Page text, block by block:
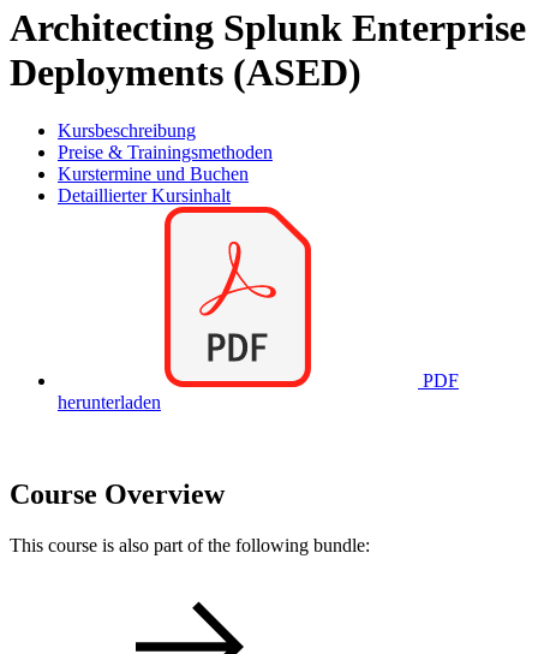
Architecting Splunk Enterprise
Deployments (ASED)
Kursbeschreibung
Preise & Trainingsmethoden
Kurstermine und Buchen
Detaillierter Kursinhalt
PDF
herunterladen
Course Overview
This course is also part of the following bundle: